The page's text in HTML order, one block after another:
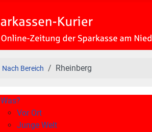
Nach Bereich Rheinberg
Was?
Vor Ort
Junge Welt